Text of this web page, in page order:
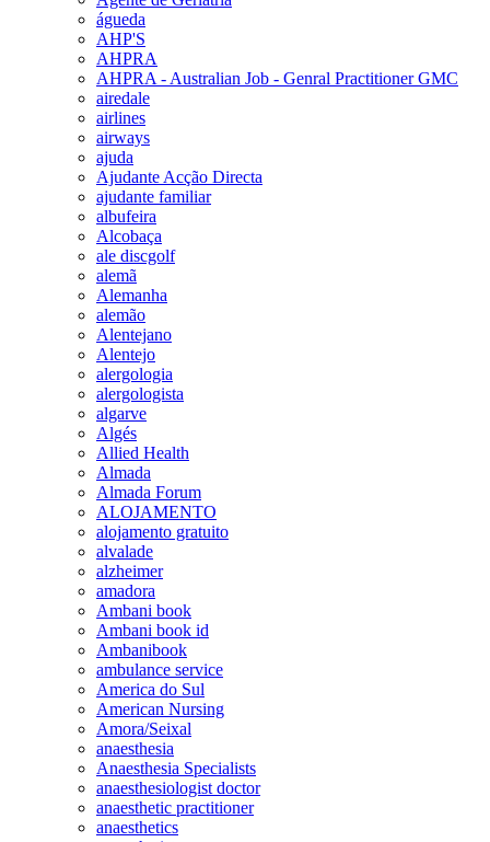
águeda
AHP'S
AHPRA
AHPRA - Australian Job - Genral Practitioner GMC
airedale
airlines
airways
ajuda
Ajudante Acção Directa
ajudante familiar
albufeira
Alcobaça
ale discgolf
alemã
Alemanha
alemão
Alentejano
Alentejo
alergologia
alergologista
algarve
Algés
Allied Health
Almada
Almada Forum
ALOJAMENTO
alojamento gratuito
alvalade
alzheimer
amadora
Ambani book
Ambani book id
Ambanibook
ambulance service
America do Sul
American Nursing
Amora/Seixal
anaesthesia
Anaesthesia Specialists
anaesthesiologist doctor
anaesthetic practitioner
anaesthetics